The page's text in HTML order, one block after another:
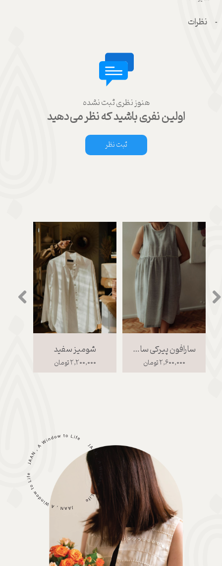
نظرات
هنوز نظری ثبت نشده
اولین نفری باشید که نظر می‌دهید
ثبت نظر
شومیز سفید
۲,۲۰۰,۰۰۰ تومان
سارافون پیرکی سایز 2
۲,۶۰۰,۰۰۰ تومان